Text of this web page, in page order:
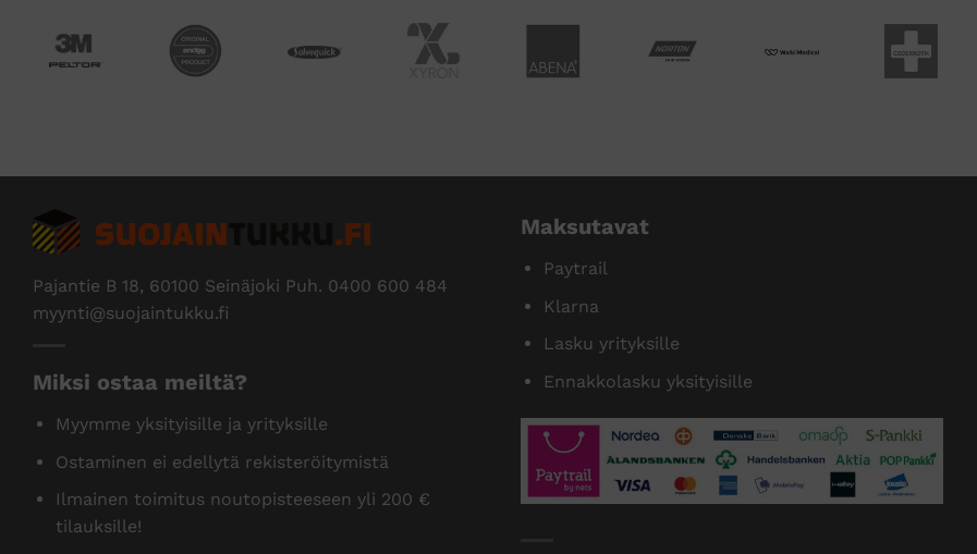
tuotteen
sivulla.
Pajantie B 18, 60100 Seinäjoki Puh.0400 600 484
Maksutavat
Paytrail
Klarna